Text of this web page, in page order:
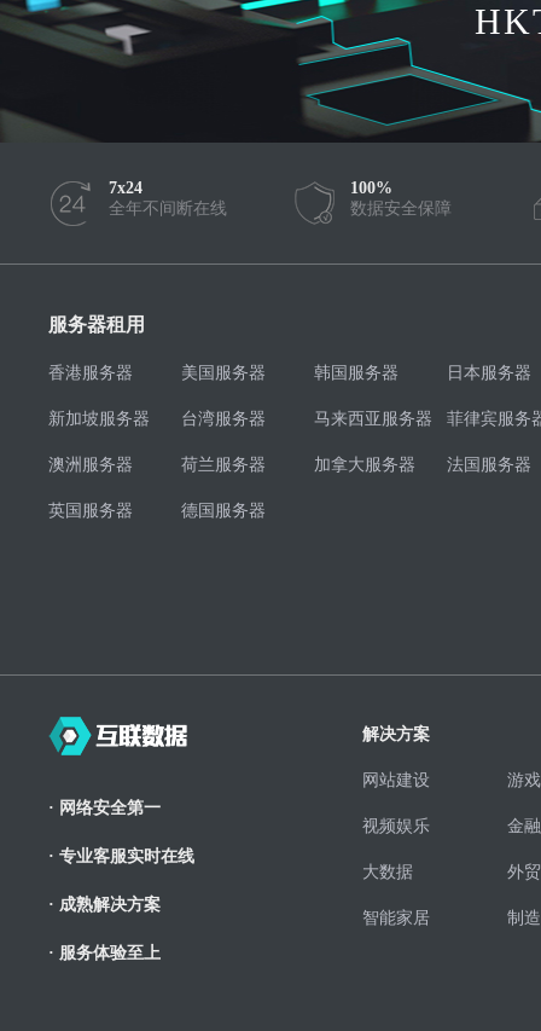
7x24
全年不间断在线
100%
数据安全保障
服务器租用
香港服务器 美国服务器 韩国服务器 日本服务器
新加坡服务器 台湾服务器 马来西亚服务器 菲律宾服务
澳洲服务器 荷兰服务器 加拿大服务器 法国服务器
英国服务器 德国服务器
· 网络安全第一
· 专业客服实时在线
· 成熟解决方案
· 服务体验至上
解决方案
网站建设 游
视频娱乐 金
大数据 外
智能家居 制